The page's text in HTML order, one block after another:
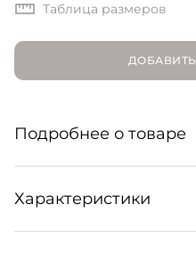
Таблица размеров
Подробнее о товаре
Балетки в
изящной перемычкой и
мысом. Модель выполнена
Характеристики